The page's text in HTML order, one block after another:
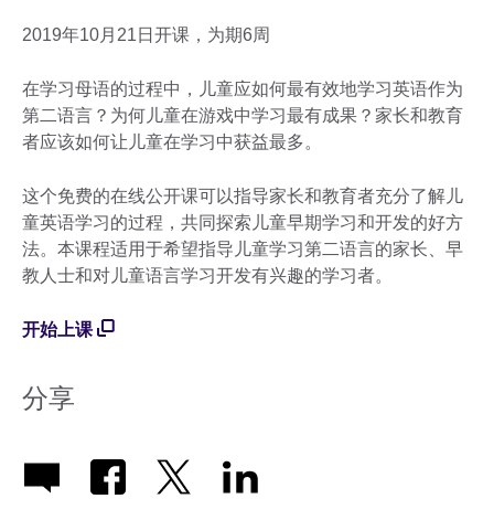
2019年10月21日开课，为期6周
在学习母语的过程中，儿童应如何最有效地学习英语作为
第二语言？为何儿童在游戏中学习最有成果？家长和教育
者应该如何让儿童在学习中获益最多。
这个免费的在线公开课可以指导家长和教育者充分了解儿
童英语学习的过程，共同探索儿童早期学习和开发的好方
法。本课程适用于希望指导儿童学习第二语言的家长、早
教人士和对儿童语言学习开发有兴趣的学习者。
开始上课
分享